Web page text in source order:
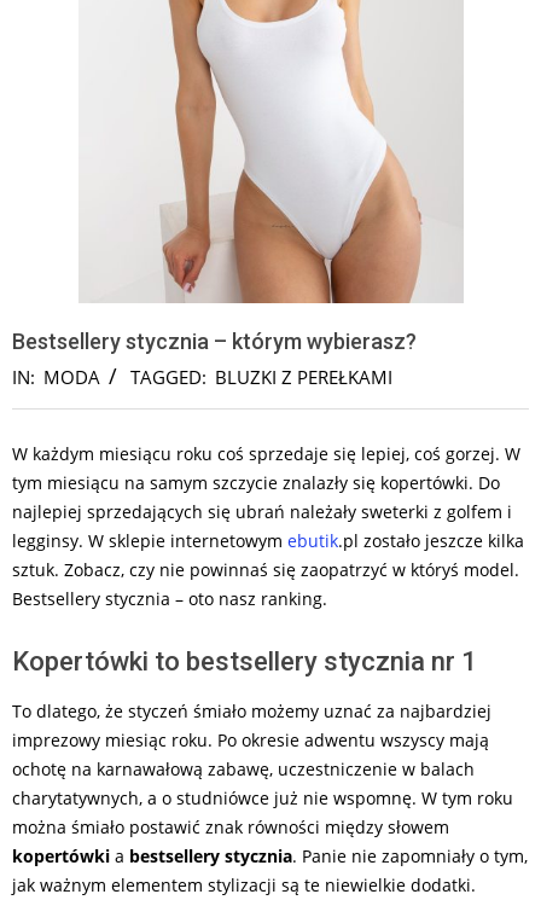
Bestsellery stycznia – którym wybierasz?
IN: MODA TAGGED: BLUZKI Z PEREŁKAMI
W każdym miesiącu roku coś sprzedaje się lepiej, coś gorzej. W
tym miesiącu na samym szczycie znalazły się kopertówki. Do
najlepiej sprzedających się ubrań należały sweterki z golfem i
legginsy. W sklepie internetowym ebutik.pl zostało jeszcze kilka
sztuk. Zobacz, czy nie powinnaś się zaopatrzyć w któryś model.
Bestsellery stycznia – oto nasz ranking.
Kopertówki to bestsellery stycznia nr 1
To dlatego, że styczeń śmiało możemy uznać za najbardziej
imprezowy miesiąc roku. Po okresie adwentu wszyscy mają
ochotę na karnawałową zabawę, uczestniczenie w balach
charytatywnych, a o studniówce już nie wspomnę. W tym roku
można śmiało postawić znak równości między słowem
kopertówki a bestsellery stycznia. Panie nie zapomniały o tym,
jak ważnym elementem stylizacji są te niewielkie dodatki.